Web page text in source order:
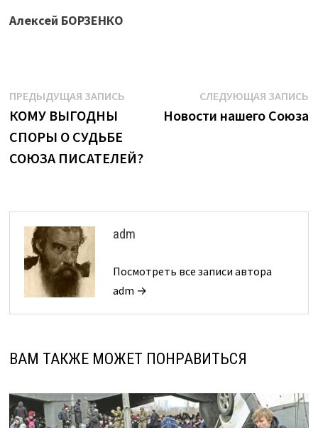
Алексей БОРЗЕНКО
Навигация
по
записям
ПРЕДЫДУЩАЯ ЗАПИСЬПредыдущая
КОМУ ВЫГОДНЫ
СПОРЫ О СУДЬБЕ
СОЮЗА ПИСАТЕЛЕЙ?
СЛЕДУЮЩАЯ ЗАПИСЬ
Новости нашего Союза
adm
Посмотреть все записи автора
adm →
ВАМ ТАКЖЕ МОЖЕТ ПОНРАВИТЬСЯ